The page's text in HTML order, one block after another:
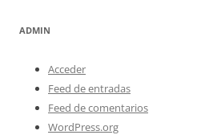
ADMIN
Acceder
Feed de entradas
Feed de comentarios
WordPress.org